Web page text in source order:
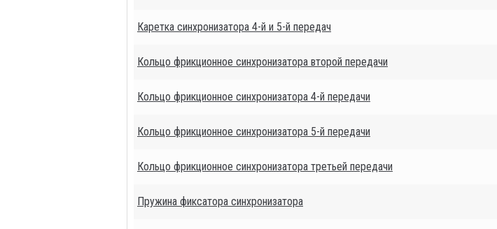
Каретка синхронизатора 4-й и 5-й передач
Кольцо фрикционное синхронизатора второй передачи
Кольцо фрикционное синхронизатора 4-й передачи
Кольцо фрикционное синхронизатора 5-й передачи
Кольцо фрикционное синхронизатора третьей передачи
Пружина фиксатора синхронизатора